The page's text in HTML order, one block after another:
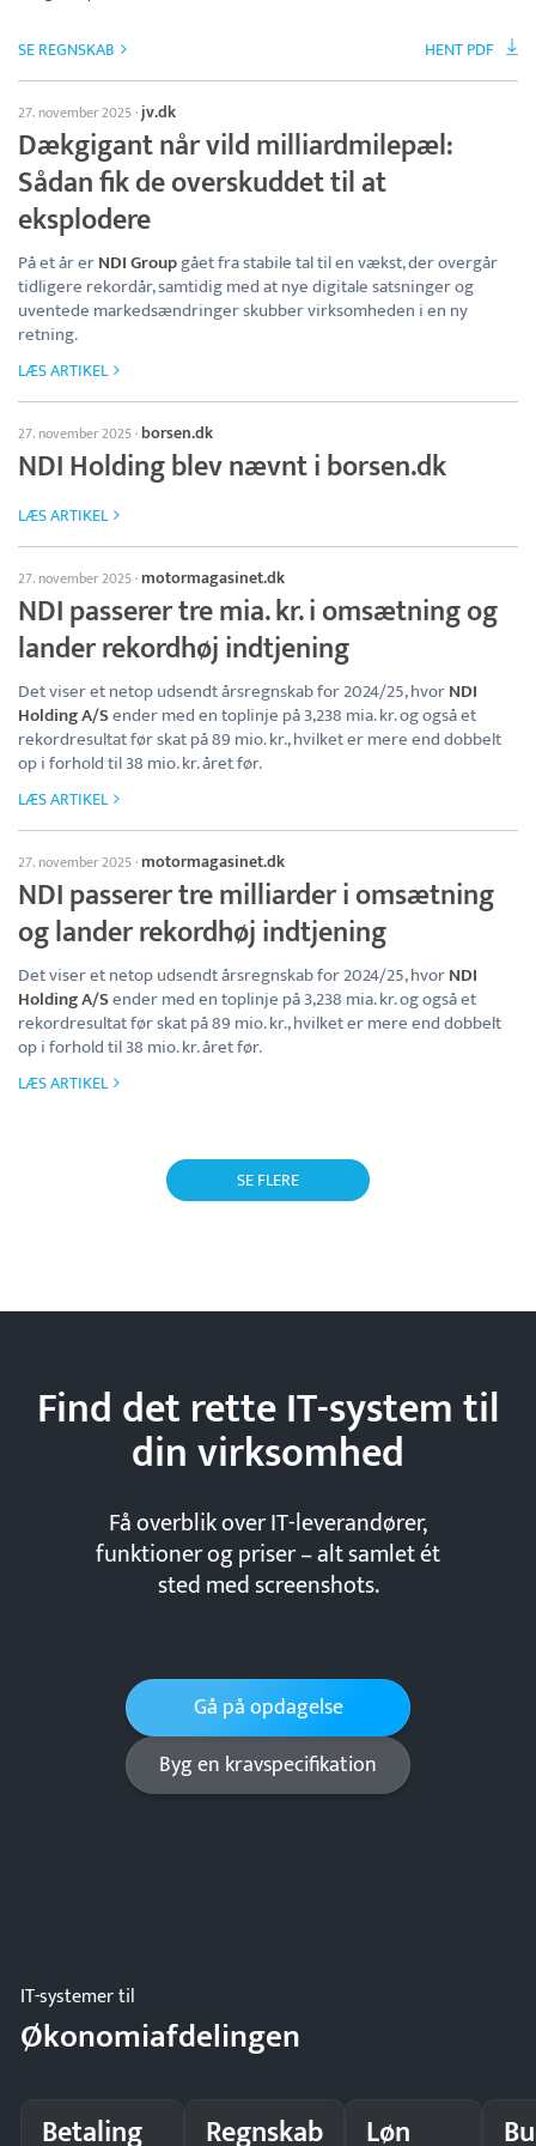
SE REGNSKAB HENT PDF
27. november 2025·jv.dk
Dækgigant når vild milliardmilepæl:
Sådan fik de overskuddet til at
eksplodere
På et år erNDI Groupgået fra stabile tal til en vækst, der overgår
tidligere rekordår, samtidig med at nye digitale satsninger og
uventede markedsændringer skubber virksomheden i en ny
retning.
LÆS ARTIKEL
27. november 2025· borsen.dk
NDI Holding blev nævnt i borsen.dk
LÆS ARTIKEL
27. november 2025· motormagasinet.dk
NDI passerer tre mia. kr. i omsætning og
lander rekordhøj indtjening
Det viser et netop udsendt årsregnskab for 2024/25, hvorNDI
Holding A/Sender med en toplinje på 3,238 mia. kr. og også et
rekordresultat før skat på 89 mio. kr., hvilket er mere end dobbelt
op i forhold til 38 mio. kr. året før.
LÆS ARTIKEL
27. november 2025· motormagasinet.dk
NDI passerer tre milliarder i omsætning
og lander rekordhøj indtjening
Det viser et netop udsendt årsregnskab for 2024/25, hvorNDI
Holding A/Sender med en toplinje på 3,238 mia. kr. og også et
rekordresultat før skat på 89 mio. kr., hvilket er mere end dobbelt
op i forhold til 38 mio. kr. året før.
LÆS ARTIKEL
SE FLERE
Find det rette IT-system til
dinvirksomhed
Få overblik over IT-leverandører,
funktioner og priser – alt samlet ét
sted med screenshots.
Gå på opdagelse
Byg en kravspecifikation
IT-systemer til
Økonomiafdelingen
Betaling Regnskab Løn